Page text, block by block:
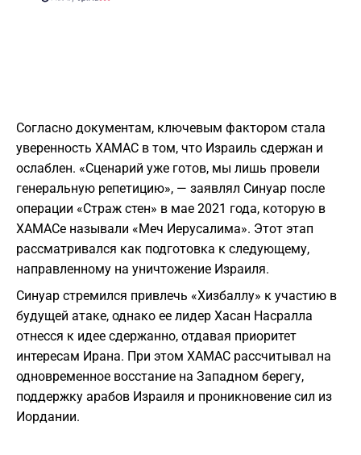
Согласно документам, ключевым фактором стала
уверенность ХАМАС в том, что Израиль сдержан и
ослаблен. «Сценарий уже готов, мы лишь провели
генеральную репетицию», — заявлял Синуар после
операции «Страж стен» в мае 2021 года, которую в
ХАМАСе называли «Меч Иерусалима». Этот этап
рассматривался как подготовка к следующему,
направленному на уничтожение Израиля.
Синуар стремился привлечь «Хизбаллу» к участию в
будущей атаке, однако ее лидер Хасан Насралла
отнесся к идее сдержанно, отдавая приоритет
интересам Ирана. При этом ХАМАС рассчитывал на
одновременное восстание на Западном берегу,
поддержку арабов Израиля и проникновение сил из
Иордании.